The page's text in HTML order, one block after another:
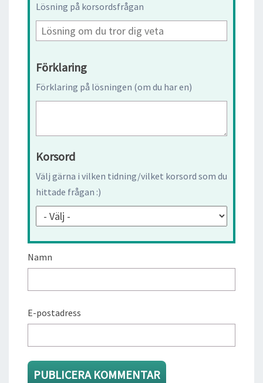
Lösning på korsordsfrågan
Förklaring
Förklaring på lösningen (om du har en)
Korsord
Välj gärna i vilken tidning/vilket korsord som du
hittade frågan :)
Namn
E-postadress